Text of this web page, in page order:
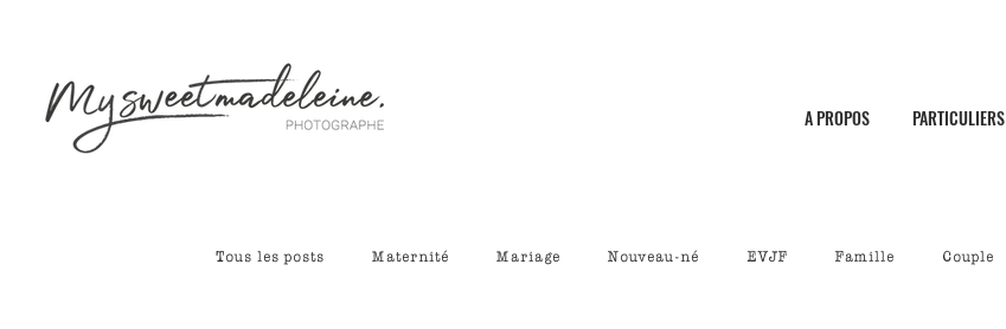
A PROPOS PARTICULIERS
Tous les posts Maternité Mariage Nouveau-né EVJF Famille Couple